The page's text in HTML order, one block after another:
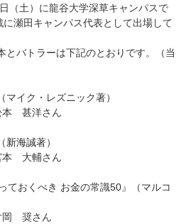
日（土）に龍谷大学深草キャンパスで
に瀬田キャンパス代表として出場して
バトラーは下記のとおりです。（当
マイク・レズニック著）
甚洋さん
新海誠著）
本 大輔さん
ておくべき お金の常識50』（マルコ
奨さん